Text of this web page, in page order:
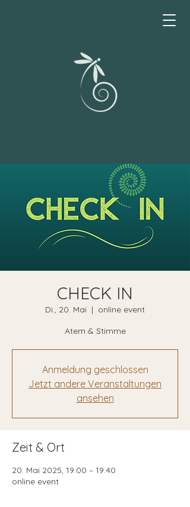
CHECK IN
Di., 20. Mai
  |
online event
Atem & Stimme
Anmeldung geschlossen
Jetzt andere Veranstaltungen
ansehen
Zeit & Ort
20. Mai 2025, 19:00 – 19:40
online event